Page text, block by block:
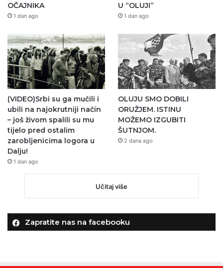
OČAJNIKA
1 dan ago
U “OLUJI”
1 dan ago
(VIDEO)Srbi su ga mučili i
ubili na najokrutniji način
– još živom spalili su mu
tijelo pred ostalim
zarobljenicima logora u
Dalju!
1 dan ago
OLUJU SMO DOBILI
ORUŽJEM. ISTINU
MOŽEMO IZGUBITI
ŠUTNJOM.
2 dana ago
Učitaj više
Zapratite nas na facebooku